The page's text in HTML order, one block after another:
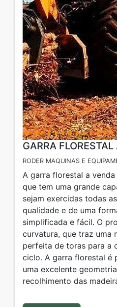
GARRA
RODER MAQUINAS E
A garra florestal a
que tem uma grande
sejam exercidas todas
qualidade e de uma
simplificada e fácil. O
curvatura, que traz uma
perfeita de toras para a
ciclo. A garra florestal é
uma excelente
recolhimento das